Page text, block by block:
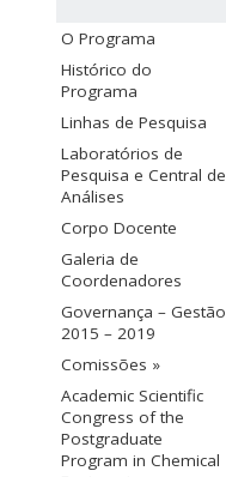
O Programa
Histórico do
Programa
Linhas de Pesquisa
Laboratórios de
Pesquisa e Central de
Análises
Corpo Docente
Galeria de
Coordenadores
Governança – Gestão
2015 – 2019
Comissões »
Academic Scientific
Congress of the
Postgraduate
Program in Chemical